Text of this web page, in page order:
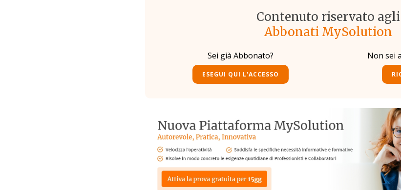
Contenuto riservato agli
Abbonati MySolution
Sei già Abbonato?
ESEGUI QUI L'ACCESSO
Non sei